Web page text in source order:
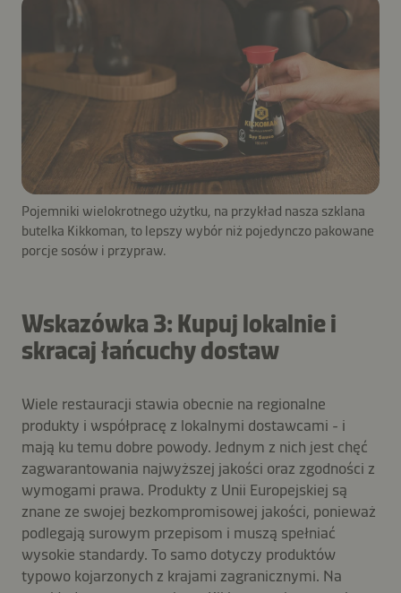
Pojemniki wielokrotnego użytku, na przykład nasza szklana
butelka Kikkoman, to lepszy wybór niż pojedynczo pakowane
porcje sosów i przypraw.
Wskazówka 3: Kupuj lokalnie i
skracaj łańcuchy dostaw
Wiele restauracji stawia obecnie na regionalne
produkty i współpracę z lokalnymi dostawcami - i
mają ku temu dobre powody. Jednym z nich jest chęć
zagwarantowania najwyższej jakości oraz zgodności z
wymogami prawa. Produkty z Unii Europejskiej są
znane ze swojej bezkompromisowej jakości, ponieważ
podlegają surowym przepisom i muszą spełniać
wysokie standardy. To samo dotyczy produktów
typowo kojarzonych z krajami zagranicznymi. Na